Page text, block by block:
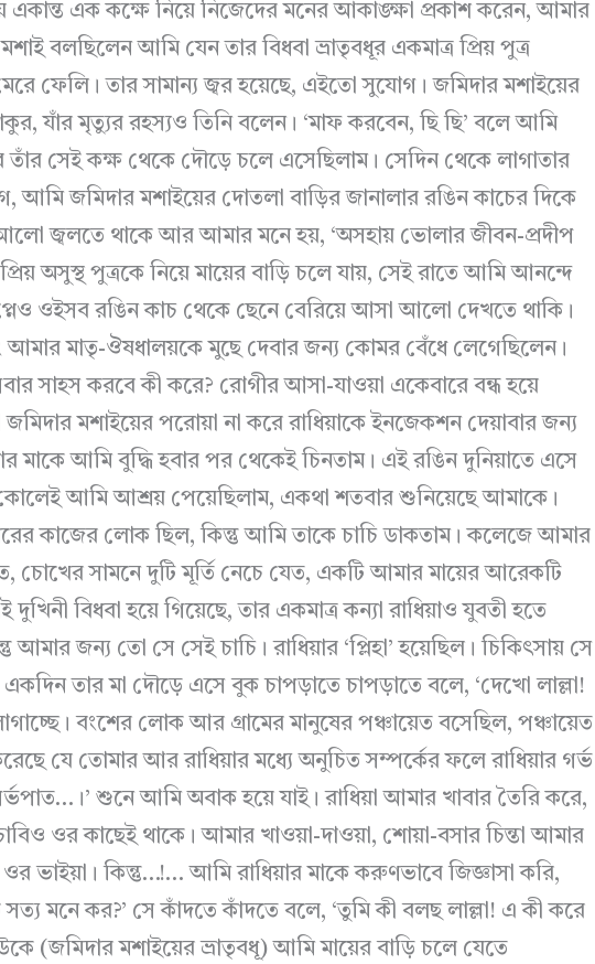
একান্ত এক কক্ষে নিয়ে নিজেদের মনের আকাঙ্ক্ষা প্রকাশ করেন, আমার
বলছিলেন আমি যেন তার বিধবা ভ্রাতৃবধূর একমাত্র প্রিয় পুত্র
ফেলি। তার সামান্য জ্বর হয়েছে, এইতো সুযোগ। জমিদার মশাইয়ের
যাঁর মৃত্যুর রহস্যও তিনি বলেন। ‘মাফ করবেন, ছি ছি’ বলে আমি
সেই কক্ষ থেকে দৌড়ে চলে এসেছিলাম। সেদিন থেকে লাগাতার
আমি জমিদার মশাইয়ের দোতলা বাড়ির জানালার রঙিন কাচের দিকে
জ্বলতে থাকে আর আমার মনে হয়, ‘অসহায় ভোলার জীবন-প্রদীপ
প্রিয় অসুস্থ পুত্রকে নিয়ে মায়ের বাড়ি চলে যায়, সেই রাতে আমি আনন্দে
ওইসব রঙিন কাচ থেকে ছেনে বেরিয়ে আসা আলো দেখতে থাকি।
মাতৃ-ঔষধালয়কে মুছে দেবার জন্য কোমর বেঁধে লেগেছিলেন।
সাহস করবে কী করে? রোগীর আসা-যাওয়া একেবারে বন্ধ হয়ে
জমিদার মশাইয়ের পরোয়া না করে রাধিয়াকে ইনজেকশন দেয়াবার জন্য
মাকে আমি বুদ্ধি হবার পর থেকেই চিনতাম। এই রঙিন দুনিয়াতে এসে
আমি আশ্রয় পেয়েছিলাম, একথা শতবার শুনিয়েছে আমাকে।
কাজের লোক ছিল, কিন্তু আমি তাকে চাচি ডাকতাম। কলেজে আমার
চোখের সামনে দুটি মূর্তি নেচে যেত, একটি আমার মায়ের আরেকটি
দুখিনী বিধবা হয়ে গিয়েছে, তার একমাত্র কন্যা রাধিয়াও যুবতী হতে
আমার জন্য তো সে সেই চাচি। রাধিয়ার ‘প্লিহা’ হয়েছিল। চিকিৎসায় সে
তার মা দৌড়ে এসে বুক চাপড়াতে চাপড়াতে বলে, ‘দেখো লাল্লা!
বংশের লোক আর গ্রামের মানুষের পঞ্চায়েত বসেছিল, পঞ্চায়েত
যে তোমার আর রাধিয়ার মধ্যে অনুচিত সম্পর্কের ফলে রাধিয়ার গর্ভ
শুনে আমি অবাক হয়ে যাই। রাধিয়া আমার খাবার তৈরি করে,
ওর কাছেই থাকে। আমার খাওয়া-দাওয়া, শোয়া-বসার চিন্তা আমার
ভাইয়া। কিন্তু…!… আমি রাধিয়ার মাকে করুণভাবে জিজ্ঞাসা করি,
মনে কর?’ সে কাঁদতে কাঁদতে বলে, ‘তুমি কী বলছ লাল্লা! এ কী করে
(জমিদার মশাইয়ের ভ্রাতৃবধূ) আমি মায়ের বাড়ি চলে যেতে